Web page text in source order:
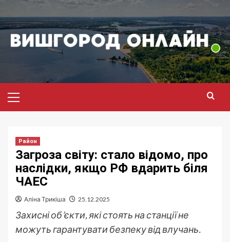
до
вмісту
меню
Район
Загроза світу: стало відомо, про
наслідки, якщо РФ вдарить біля
ЧАЕС
Аліна Трикіша 25.12.2025
Захисні об’єкти, які стоять на станції не
можуть гарантувати безпеку від влучань.